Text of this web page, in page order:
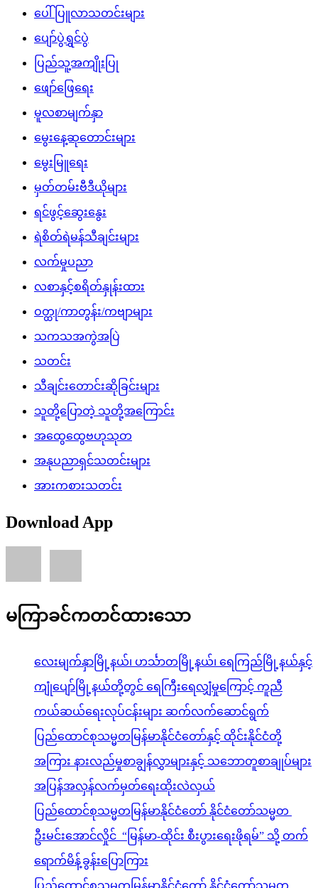
ပေါ်ပြူလာသတင်းများ
ပျော်ပွဲရွှင်ပွဲ
ပြည်သူ့အကျိုးပြု
ဖျော်ဖြေရေး
မူလစာမျက်နှာ
မွေးနေ့ဆုတောင်းများ
မွေးမြူရေး
မှတ်တမ်းဗီဒီယိုများ
ရင်ဖွင့်ဆွေးနွေး
ရဲစိတ်ရဲမန်သီချင်းများ
လက်မှုပညာ
လစာနှင့်စရိတ်နှုန်းထား
ဝတ္ထု/ကာတွန်း/ကဗျာများ
သကသအကွဲအပြဲ
သတင်း
သီချင်းတောင်းဆိုခြင်းများ
သူတို့ပြောတဲ့ သူတို့အကြောင်း
အထွေထွေဗဟုသုတ
အနုပညာရှင်သတင်းများ
အားကစားသတင်း
Download App
မကြာခင်ကတင်ထားသော
လေးမျက်နှာမြို့နယ်၊ ဟင်္သာတမြို့နယ်၊ ရေကြည်မြို့နယ်နှင့်
ကျုံပျော်မြို့နယ်တို့တွင် ရေကြီးရေလျှံမှုကြောင့် ကူညီ
ကယ်ဆယ်ရေးလုပ်ငန်းများ ဆက်လက်ဆောင်ရွက်
ပြည်ထောင်စုသမ္မတမြန်မာနိုင်ငံတော်နှင့် ထိုင်းနိုင်ငံတို့
အကြား နားလည်မှုစာချွန်လွှာများနှင့် သဘောတူစာချုပ်များ
အပြန်အလှန်လက်မှတ်ရေးထိုးလဲလှယ်
ပြည်ထောင်စုသမ္မတမြန်မာနိုင်ငံတော် နိုင်ငံတော်သမ္မတ
ဦးမင်းအောင်လှိုင် “မြန်မာ-ထိုင်း စီးပွားရေးဖိုရမ်” သို့ တက်
ရောက်မိန့်ခွန်းပြောကြား